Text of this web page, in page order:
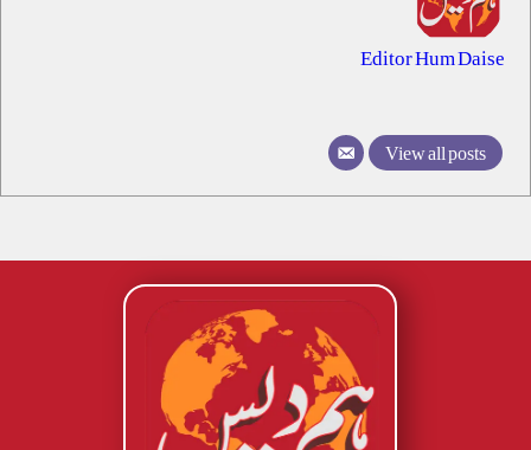
Editor Hum Daise
View all posts